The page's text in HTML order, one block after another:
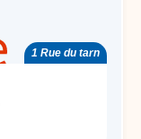
1 Rue du tarn